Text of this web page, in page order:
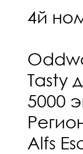
4й
Tasty
5000
Alfs